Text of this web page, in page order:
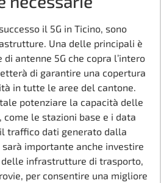
il 5G in Ticino, sono
Una delle principali è
antenne 5G che copra l’intero
di garantire una copertura
in tutte le aree del cantone.
potenziare la capacità delle
le stazioni base e i data
traffico dati generato dalla
sarà importante anche investire
infrastrutture di trasporto,
per consentire una migliore